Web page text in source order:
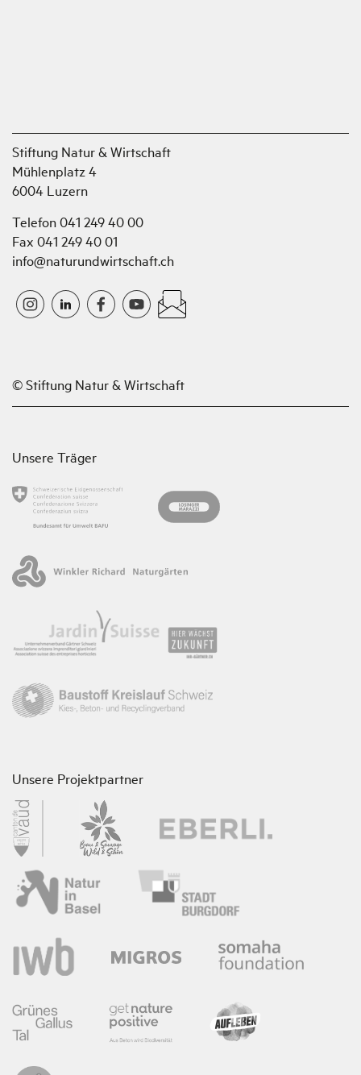
Stiftung Natur & Wirtschaft
Mühlenplatz 4
6004 Luzern
Telefon 041 249 40 00
Fax 041 249 40 01
info@naturundwirtschaft.ch
© Stiftung Natur & Wirtschaft
Unsere Träger
Unsere Projektpartner